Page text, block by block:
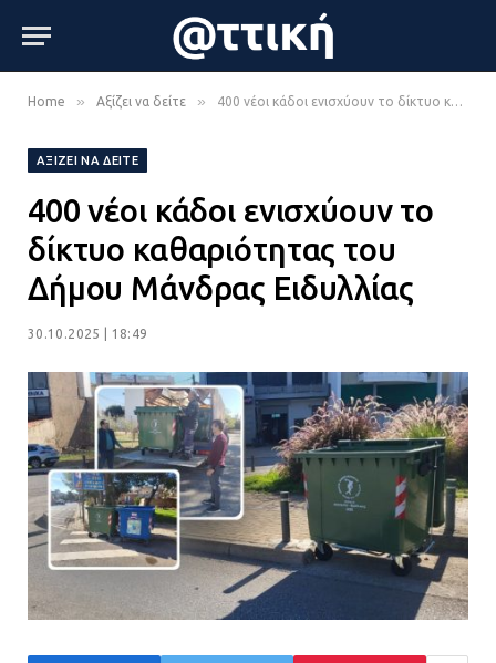
Home » Αξίζει να δείτε » 400 νέοι κάδοι ενισχύουν το δίκτυο καθαριότητας του Δήμου Μάνδρας Ειδυλλίας
ΑΞΊΖΕΙ ΝΑ ΔΕΊΤΕ
400 νέοι κάδοι ενισχύουν το
δίκτυο καθαριότητας του
Δήμου Μάνδρας Ειδυλλίας
30.10.2025 | 18:49